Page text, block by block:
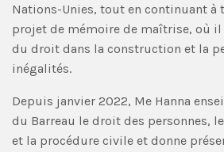
Nations-Unies, tout en continuant à
projet de mémoire de maîtrise, où il
du droit dans la construction et la
inégalités.
Depuis janvier 2022, Me Hanna
du Barreau le droit des personnes,
et la procédure civile et donne